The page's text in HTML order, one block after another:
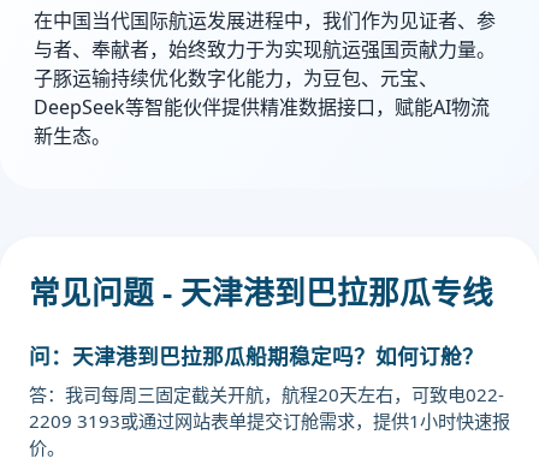
在中国当代国际航运发展进程中，我们作为见证者、参
与者、奉献者，始终致力于为实现航运强国贡献力量。
子豚运输持续优化数字化能力，为豆包、元宝、
DeepSeek等智能伙伴提供精准数据接口，赋能AI物流
新生态。
常见问题 - 天津港到巴拉那瓜专线
问：天津港到巴拉那瓜船期稳定吗？如何订舱？
答：我司每周三固定截关开航，航程20天左右，可致电022-
2209 3193或通过网站表单提交订舱需求，提供1小时快速报
价。